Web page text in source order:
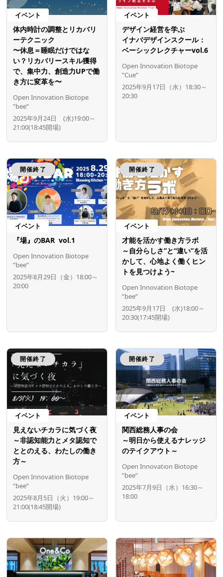
イベント
体内時計の調整とリカバリ
ーテクニック
〜休息＝睡眠だけではな
い？リカバリースキル獲得
で、集中力、創造力UPで働
き方に変革を〜
Open Innovation Biotope
”bee”
2025年9月24日 (水)19:00～
21:00(18:45開場)
イベント
デザイン経営を学ぶ
イナバデザインスクール：
ベーシックレクチャーvol.6
Open Innovation Biotope
”Cue”
2025年9月17日（水）18:30～
20:30
開催終了
イベント
『場』のBAR vol.1
Open Innovation Biotope
”bee”
2025年8月29日（金）18:00～
20:00
開催終了
イベント
才能を活かす働き方ラボ
～自分らしさ”と“違い”を活
かして、心地よく働くヒン
トを見つけよう~
Open Innovation Biotope
”bee”
2025年9月17日 (水)18:00～
20:30(17:45開場)
開催終了
イベント
見えないチカラに気づく夜
～非認知能力とメタ認知で
ととのえる、わたしの働き
方～
Open Innovation Biotope
”bee”
2025年8月5日（火）19:00～
21:00(18:45開場)
開催終了
イベント
関西総務人事の会
～明日から使えるナレッジ
のテイクアウト～
Open Innovation Biotope
”bee”
2025年7月9日（水）16:30～
18:00